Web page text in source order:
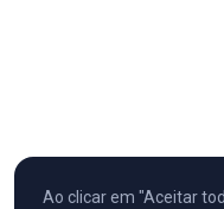
Ao clicar em "Aceitar